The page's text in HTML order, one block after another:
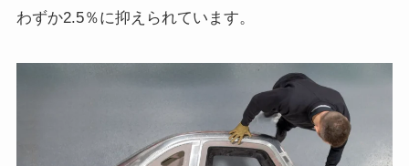
わずか2.5％に抑えられています。